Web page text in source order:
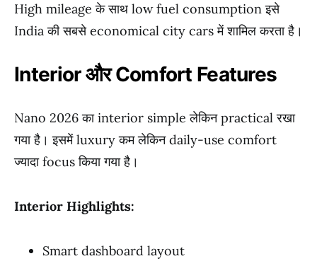
High mileage के साथ low fuel consumption इसे
India की सबसे economical city cars में शामिल करता है।
Interior और Comfort Features
Nano 2026 का interior simple लेकिन practical रखा
गया है। इसमें luxury कम लेकिन daily-use comfort
ज्यादा focus किया गया है।
Interior Highlights:
Smart dashboard layout